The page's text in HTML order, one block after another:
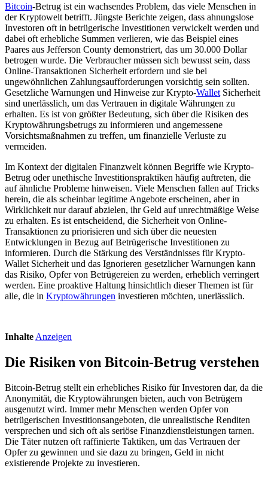
Bitcoin-Betrug ist ein wachsendes Problem, das viele Menschen in
der Kryptowelt betrifft. Jüngste Berichte zeigen, dass ahnungslose
Investoren oft in betrügerische Investitionen verwickelt werden und
dabei oft erhebliche Summen verlieren, wie das Beispiel eines
Paares aus Jefferson County demonstriert, das um 30.000 Dollar
betrogen wurde. Die Verbraucher müssen sich bewusst sein, dass
Online-Transaktionen Sicherheit erfordern und sie bei
ungewöhnlichen Zahlungsaufforderungen vorsichtig sein sollten.
Gesetzliche Warnungen und Hinweise zur Krypto-Wallet Sicherheit
sind unerlässlich, um das Vertrauen in digitale Währungen zu
erhalten. Es ist von größter Bedeutung, sich über die Risiken des
Kryptowährungsbetrugs zu informieren und angemessene
Vorsichtsmaßnahmen zu treffen, um finanzielle Verluste zu
vermeiden.
Im Kontext der digitalen Finanzwelt können Begriffe wie Krypto-
Betrug oder unethische Investitionspraktiken häufig auftreten, die
auf ähnliche Probleme hinweisen. Viele Menschen fallen auf Tricks
herein, die als scheinbar legitime Angebote erscheinen, aber in
Wirklichkeit nur darauf abzielen, ihr Geld auf unrechtmäßige Weise
zu erhalten. Es ist entscheidend, die Sicherheit von Online-
Transaktionen zu priorisieren und sich über die neuesten
Entwicklungen in Bezug auf Betrügerische Investitionen zu
informieren. Durch die Stärkung des Verständnisses für Krypto-
Wallet Sicherheit und das Ignorieren gesetzlicher Warnungen kann
das Risiko, Opfer von Betrügereien zu werden, erheblich verringert
werden. Eine proaktive Haltung hinsichtlich dieser Themen ist für
alle, die in Kryptowährungen investieren möchten, unerlässlich.
Inhalte Anzeigen
Die Risiken von Bitcoin-Betrug verstehen
Bitcoin-Betrug stellt ein erhebliches Risiko für Investoren dar, da die
Anonymität, die Kryptowährungen bieten, auch von Betrügern
ausgenutzt wird. Immer mehr Menschen werden Opfer von
betrügerischen Investitionsangeboten, die unrealistische Renditen
versprechen und sich oft als seriöse Finanzdienstleistungen tarnen.
Die Täter nutzen oft raffinierte Taktiken, um das Vertrauen der
Opfer zu gewinnen und sie dazu zu bringen, Geld in nicht
existierende Projekte zu investieren.